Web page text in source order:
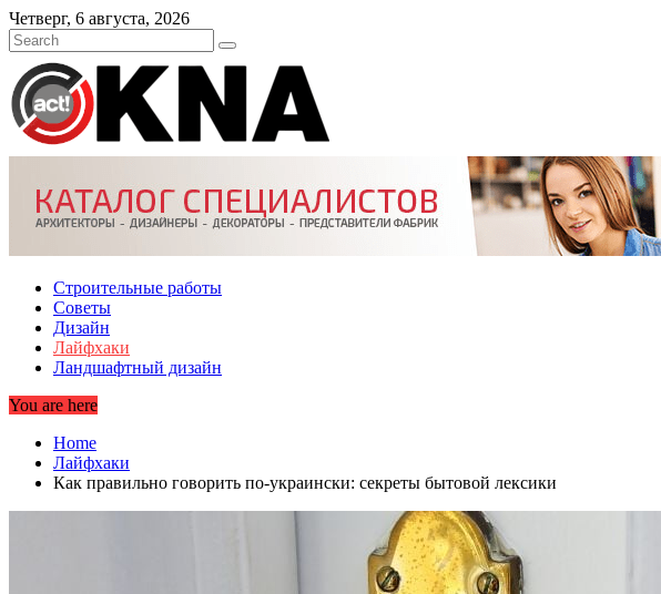
Skip
to
content
Четверг, 6 августа, 2026
Строительные работы
Советы
Дизайн
Лайфхаки
Ландшафтный дизайн
You are here
Home
Лайфхаки
Как правильно говорить по-украински: секреты бытовой лексики